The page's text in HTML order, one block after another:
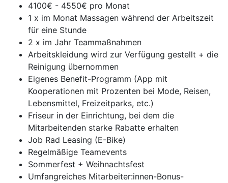
4100€ - 4550€ pro Monat
1 x im Monat Massagen während der Arbeitszeit
für eine Stunde
2 x im Jahr Teammaßnahmen
Arbeitskleidung wird zur Verfügung gestellt + die
Reinigung übernommen
Eigenes Benefit-Programm (App mit
Kooperationen mit Prozenten bei Mode, Reisen,
Lebensmittel, Freizeitparks, etc.)
Friseur in der Einrichtung, bei dem die
Mitarbeitenden starke Rabatte erhalten
Job Rad Leasing (E-Bike)
Regelmäßige Teamevents
Sommerfest + Weihnachtsfest
Umfangreiches Mitarbeiter:innen-Bonus-